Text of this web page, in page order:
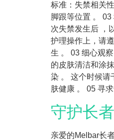
标准：失禁相关
脚跟等位置 。
次失禁发生后 ，
护理操作上，请
生 。 03 细心观
的皮肤清洁和涂
染 。 这个时候请
肤健康 。 05 寻
守护长
亲爱的Melbar长